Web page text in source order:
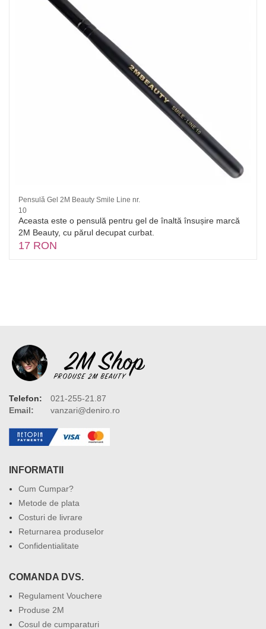
Pensulă Gel 2M Beauty Smile Line nr.
10
Aceasta este o pensulă pentru gel de înaltă însușire marcă
2M Beauty, cu părul decupat curbat.
17 RON
Telefon:
021-255-21.87
Email:
vanzari@deniro.ro
INFORMATII
Cum Cumpar?
Metode de plata
Costuri de livrare
Returnarea produselor
Confidentialitate
COMANDA DVS.
Regulament Vouchere
Produse 2M
Cosul de cumparaturi